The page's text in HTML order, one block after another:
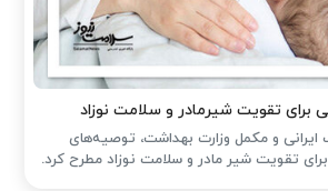
برای تقویت شیرمادر و سلامت نوزاد
ایرانی و مکمل وزارت بهداشت، توصیه‌های
برای تقویت شیر مادر و سلامت نوزاد مطرح کرد.